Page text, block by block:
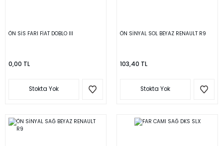
ÖN SİS FARI FİAT DOBLO III
0,00 TL
Stokta Yok
ÖN SİNYAL SOL BEYAZ RENAULT R9
103,40 TL
Stokta Yok